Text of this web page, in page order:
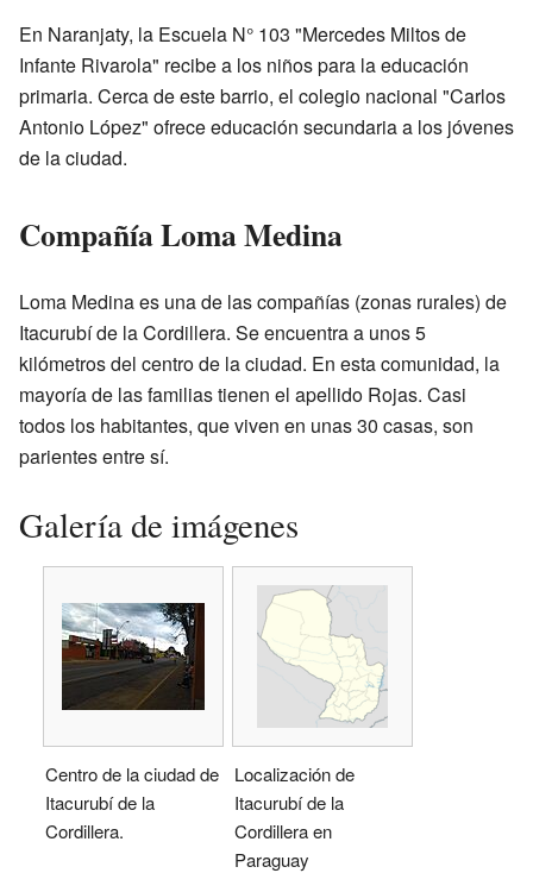
En Naranjaty, la Escuela N° 103 "Mercedes Miltos de
Infante Rivarola" recibe a los niños para la educación
primaria. Cerca de este barrio, el colegio nacional "Carlos
Antonio López" ofrece educación secundaria a los jóvenes
de la ciudad.
Compañía Loma Medina
Loma Medina es una de las compañías (zonas rurales) de
Itacurubí de la Cordillera. Se encuentra a unos 5
kilómetros del centro de la ciudad. En esta comunidad, la
mayoría de las familias tienen el apellido Rojas. Casi
todos los habitantes, que viven en unas 30 casas, son
parientes entre sí.
Galería de imágenes
Centro de la ciudad de
Itacurubí de la
Cordillera.
Localización de
Itacurubí de la
Cordillera en
Paraguay